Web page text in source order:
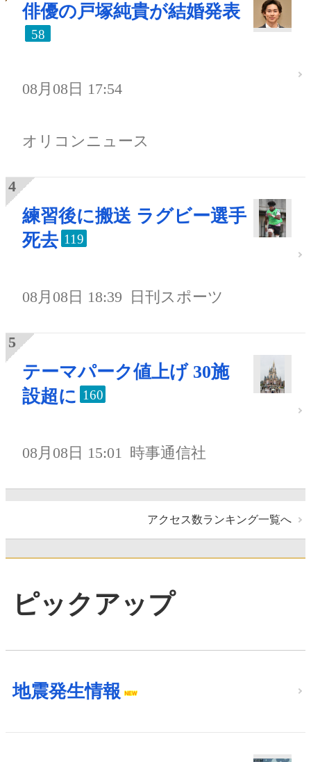
俳優の戸塚純貴が結婚発表
58
08月08日 17:54
オリコンニュース
練習後に搬送 ラグビー選手
死去 119
08月08日 18:39 日刊スポーツ
テーマパーク値上げ 30施
設超に 160
08月08日 15:01 時事通信社
アクセス数ランキング一覧へ
ピックアップ
地震発生情報